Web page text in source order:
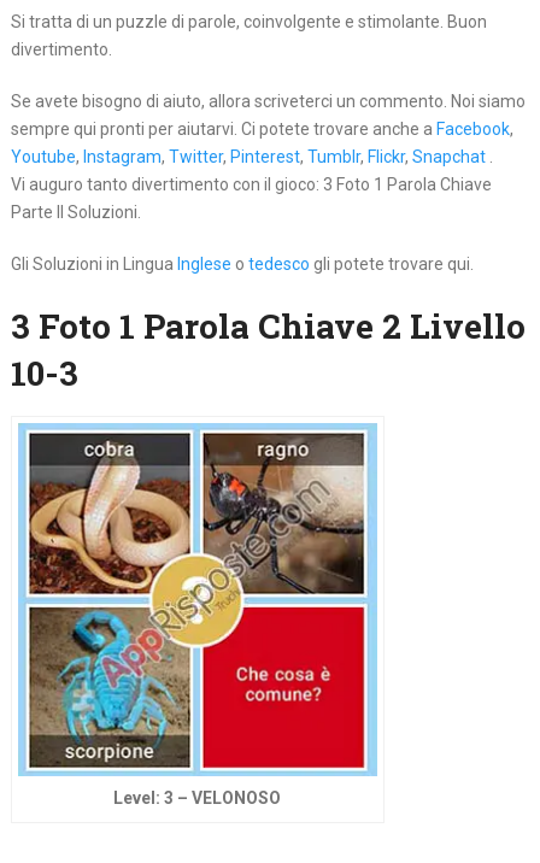
Si tratta di un puzzle di parole, coinvolgente e stimolante. Buon
divertimento.
Se avete bisogno di aiuto, allora scriveterci un commento. Noi siamo
sempre qui pronti per aiutarvi. Ci potete trovare anche a Facebook,
Youtube, Instagram, Twitter, Pinterest, Tumblr, Flickr, Snapchat.
Vi auguro tanto divertimento con il gioco: 3 Foto 1 Parola Chiave
Parte II Soluzioni.
Gli Soluzioni in Lingua Inglese o tedesco gli potete trovare qui.
3 Foto 1 Parola Chiave 2 Livello
10-3
Level: 3 – VELONOSO